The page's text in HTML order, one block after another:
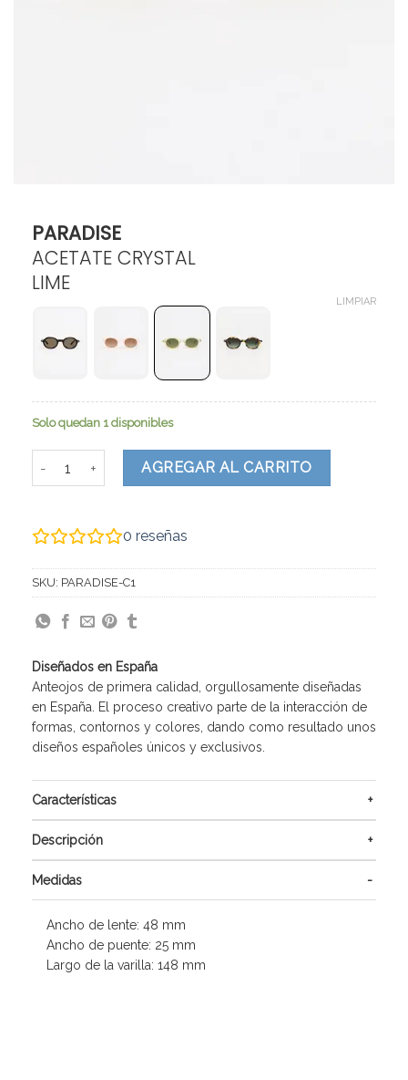
PARADISE
ACETATE CRYSTAL
LIME
LIMPIAR
Solo quedan 1 disponibles
AGREGAR AL CARRITO
0 reseñas
SKU: PARADISE-C1
Diseñados en España
Anteojos de primera calidad, orgullosamente diseñadas
en España. El proceso creativo parte de la interacción de
formas, contornos y colores, dando como resultado unos
diseños españoles únicos y exclusivos.
Características
Descripción
Medidas
Ancho de lente: 48 mm
Ancho de puente: 25 mm
Largo de la varilla: 148 mm